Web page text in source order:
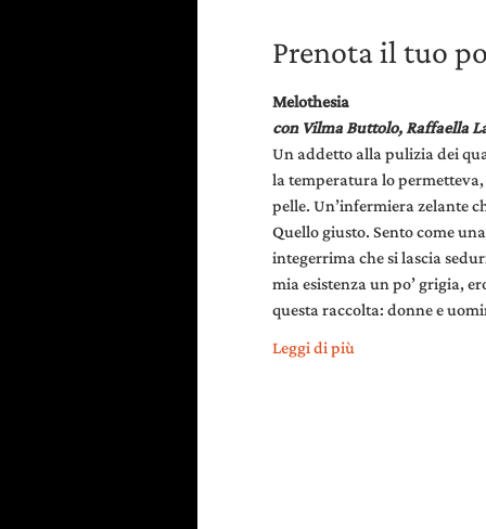
Prenota il tuo
Melothesia
con Vilma Buttolo, Raffaella
Un addetto alla pulizia dei
la temperatura lo
pelle. Un’infermiera zelante
Quello giusto. Sento come
integerrima che si lascia
mia esistenza un po’ grigia,
questa raccolta: donne e
Leggi di più